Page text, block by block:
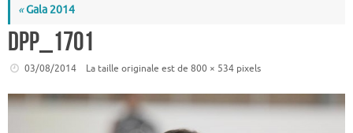
«Gala 2014
DPP_1701
03/08/2014 La taille originale est de 800 × 534pixels